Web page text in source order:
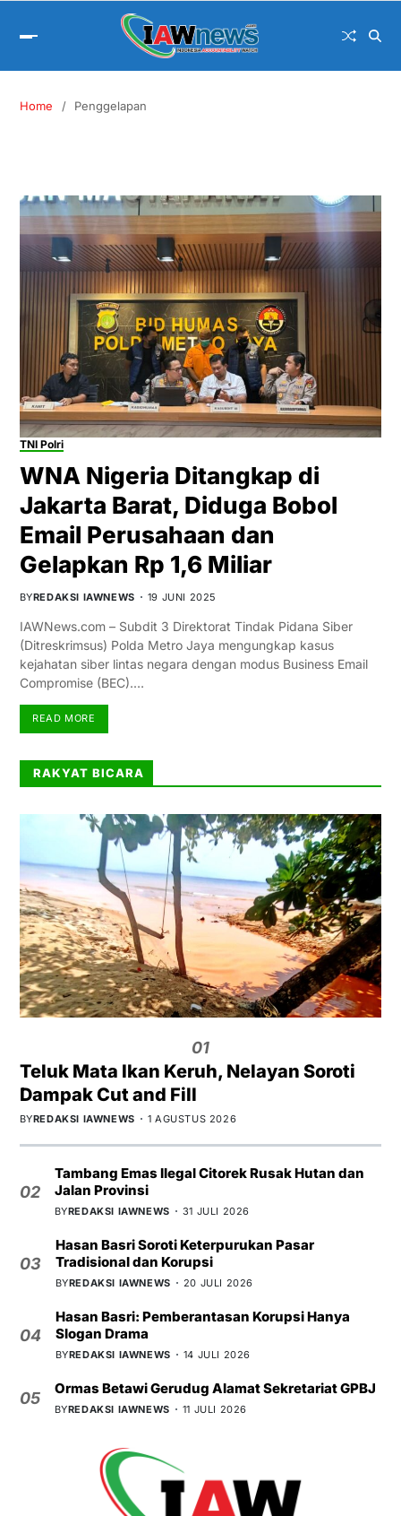
Home Penggelapan
TNI Polri
WNA Nigeria Ditangkap di
Jakarta Barat, Diduga Bobol
Email Perusahaan dan
Gelapkan Rp 1,6 Miliar
BYREDAKSI IAWNEWS 19 JUNI 2025
IAWNews.com – Subdit 3 Direktorat Tindak Pidana Siber
(Ditreskrimsus) Polda Metro Jaya mengungkap kasus
kejahatan siber lintas negara dengan modus Business Email
Compromise (BEC).…
READ MORE
RAKYAT BICARA
01
Teluk Mata Ikan Keruh, Nelayan Soroti
Dampak Cut and Fill
BYREDAKSI IAWNEWS 1 AGUSTUS 2026
02
Tambang Emas Ilegal Citorek Rusak Hutan dan
Jalan Provinsi
BYREDAKSI IAWNEWS 31 JULI 2026
03
Hasan Basri Soroti Keterpurukan Pasar
Tradisional dan Korupsi
BYREDAKSI IAWNEWS 20 JULI 2026
04
Hasan Basri: Pemberantasan Korupsi Hanya
Slogan Drama
BYREDAKSI IAWNEWS 14 JULI 2026
05
Ormas Betawi Gerudug Alamat Sekretariat GPBJ
BYREDAKSI IAWNEWS 11 JULI 2026